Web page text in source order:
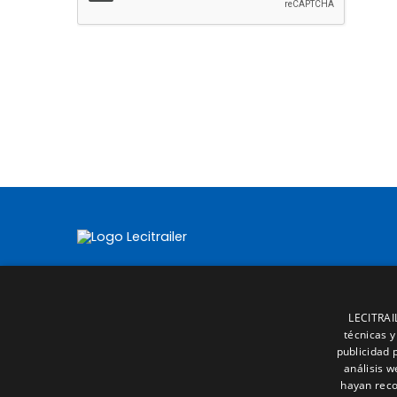
técnicas
publicidad
análisis
hayan